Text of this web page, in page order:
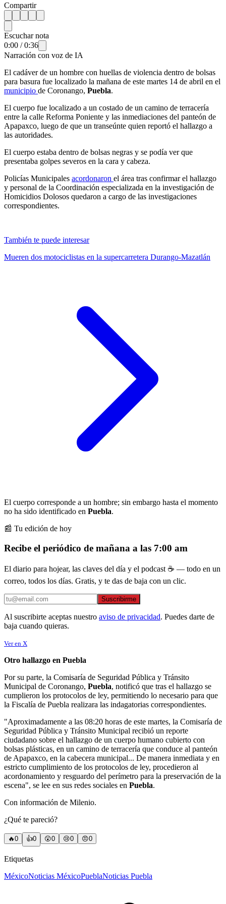
Compartir
Escuchar nota
0:00 /0:36
Narración con voz de IA
El cadáver de un hombre con huellas de violencia dentro de bolsas
para basura fue localizado la mañana de este martes 14 de abril en el
municipio de Coronango, Puebla.
El cuerpo fue localizado a un costado de un camino de terracería
entre la calle Reforma Poniente y las inmediaciones del panteón de
Apapaxco, luego de que un transeúnte quien reportó el hallazgo a
las autoridades.
El cuerpo estaba dentro de bolsas negras y se podía ver que
presentaba golpes severos en la cara y cabeza.
Policías Municipales acordonaron el área tras confirmar el hallazgo
y personal de la Coordinación especializada en la investigación de
Homicidios Dolosos quedaron a cargo de las investigaciones
correspondientes.
También te puede interesar
Mueren dos motociclistas en la supercarretera Durango-Mazatlán
El cuerpo corresponde a un hombre; sin embargo hasta el momento
no ha sido identificado en Puebla.
📰 Tu edición de hoy
Recibe el periódico de mañana a las 7:00 am
El diario para hojear, las claves del día y el podcast ☕ — todo en un
correo, todos los días. Gratis, y te das de baja con un clic.
Suscribirme
Al suscribirte aceptas nuestro aviso de privacidad. Puedes darte de
baja cuando quieras.
Ver en X
Otro hallazgo en Puebla
Por su parte, la Comisaría de Seguridad Pública y Tránsito
Municipal de Coronango, Puebla, notificó que tras el hallazgo se
cumplieron los protocolos de ley, permitiendo lo necesario para que
la Fiscalía de Puebla realizara las indagatorias correspondientes.
"Aproximadamente a las 08:20 horas de este martes, la Comisaría de
Seguridad Pública y Tránsito Municipal recibió un reporte
ciudadano sobre el hallazgo de un cuerpo humano cubierto con
bolsas plásticas, en un camino de terracería que conduce al panteón
de Apapaxco, en la cabecera municipal... De manera inmediata y en
estricto cumplimiento de los protocolos de ley, procedieron al
acordonamiento y resguardo del perímetro para la preservación de la
escena", se lee en sus redes sociales en Puebla.
Con información de Milenio.
¿Qué te pareció?
🔥0 👍0 😲0 😢0 😠0
Etiquetas
MéxicoNoticias MéxicoPueblaNoticias Puebla